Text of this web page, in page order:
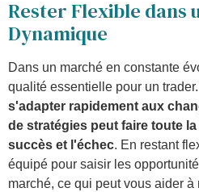
Rester Flexible dans
Dynamique
Dans un marché en constante
qualité essentielle pour un trader.
s'adapter rapidement aux
de stratégies peut faire toute
succès et l'échec. En restant
équipé pour saisir les
marché, ce qui peut vous aider